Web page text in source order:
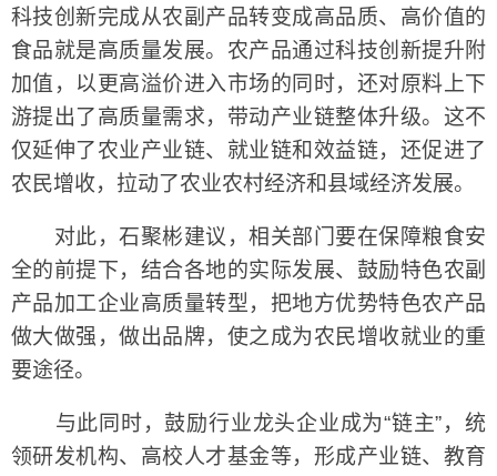
科技创新完成从农副产品转变成高品质、高价值的
食品就是高质量发展。农产品通过科技创新提升附
加值，以更高溢价进入市场的同时，还对原料上下
游提出了高质量需求，带动产业链整体升级。这不
仅延伸了农业产业链、就业链和效益链，还促进了
农民增收，拉动了农业农村经济和县域经济发展。
对此，石聚彬建议，相关部门要在保障粮食安
全的前提下，结合各地的实际发展、鼓励特色农副
产品加工企业高质量转型，把地方优势特色农产品
做大做强，做出品牌，使之成为农民增收就业的重
要途径。
与此同时，鼓励行业龙头企业成为“链主”，统
领研发机构、高校人才基金等，形成产业链、教育